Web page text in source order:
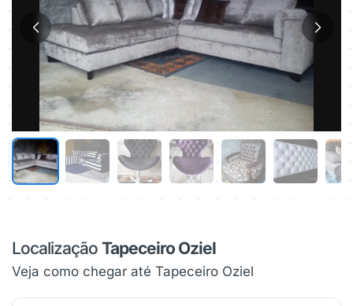
Localização Tapeceiro Oziel
Veja como chegar até Tapeceiro Oziel